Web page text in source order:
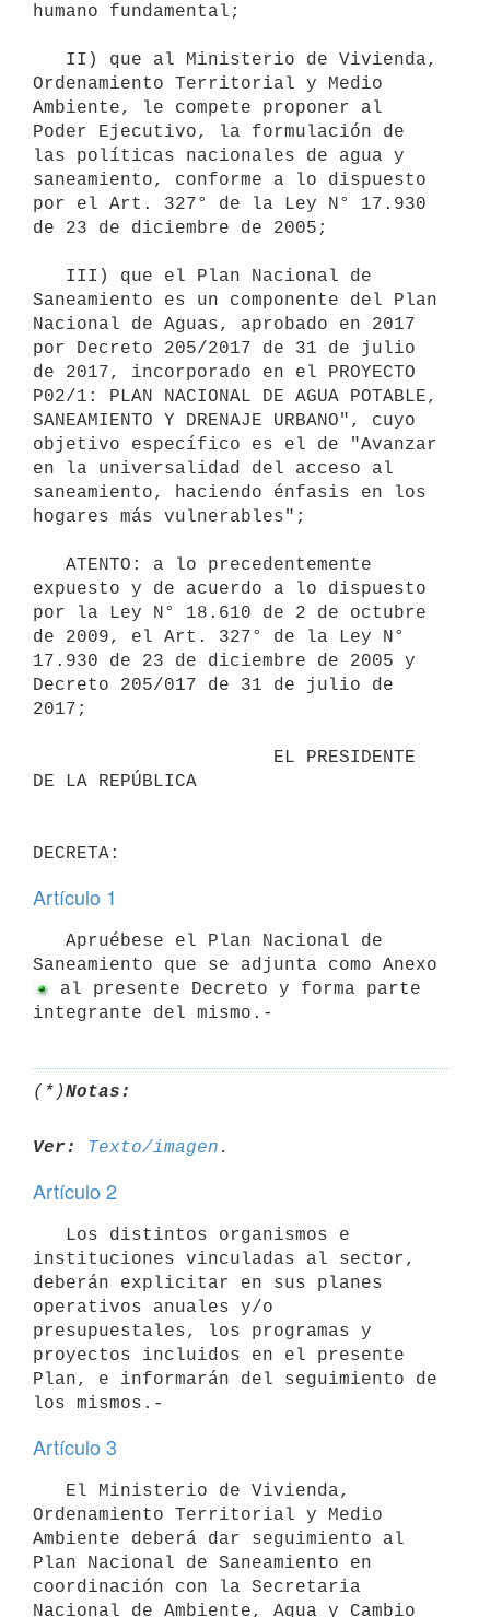
humano fundamental;
Ordenamiento Territorial y Medio
Ambiente, le compete proponer al
Poder Ejecutivo, la formulación de
las políticas nacionales de agua y
saneamiento, conforme a lo dispuesto
por el Art. 327° de la Ley N° 17.930
de 23 de diciembre de 2005;
Saneamiento es un componente del Plan
Nacional de Aguas, aprobado en 2017
por Decreto 205/2017 de 31 de julio
de 2017, incorporado en el PROYECTO
P02/1: PLAN NACIONAL DE AGUA POTABLE,
SANEAMIENTO Y DRENAJE URBANO", cuyo
objetivo específico es el de "Avanzar
en la universalidad del acceso al
saneamiento, haciendo énfasis en los
hogares más vulnerables";
expuesto y de acuerdo a lo dispuesto
por la Ley N° 18.610 de 2 de octubre
de 2009, el Art. 327° de la Ley N°
17.930 de 23 de diciembre de 2005 y
Decreto 205/017 de 31 de julio de
2017;
DE LA REPÚBLICA
Artículo 1
al presente Decreto y forma parte
integrante del mismo.-
(*)Notas:
Ver: Texto/imagen
Artículo 2
instituciones vinculadas al sector,
deberán explicitar en sus planes
operativos anuales y/o
presupuestales, los programas y
proyectos incluidos en el presente
Plan, e informarán del seguimiento de
Artículo 3
Ordenamiento Territorial y Medio
Ambiente deberá dar seguimiento al
Plan Nacional de Saneamiento en
coordinación con la Secretaria
Nacional de Ambiente, Agua y Cambio